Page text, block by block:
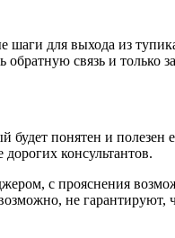
для выхода из
связь и только
понятен и
консультантов.
с прояснения
не гарантируют,